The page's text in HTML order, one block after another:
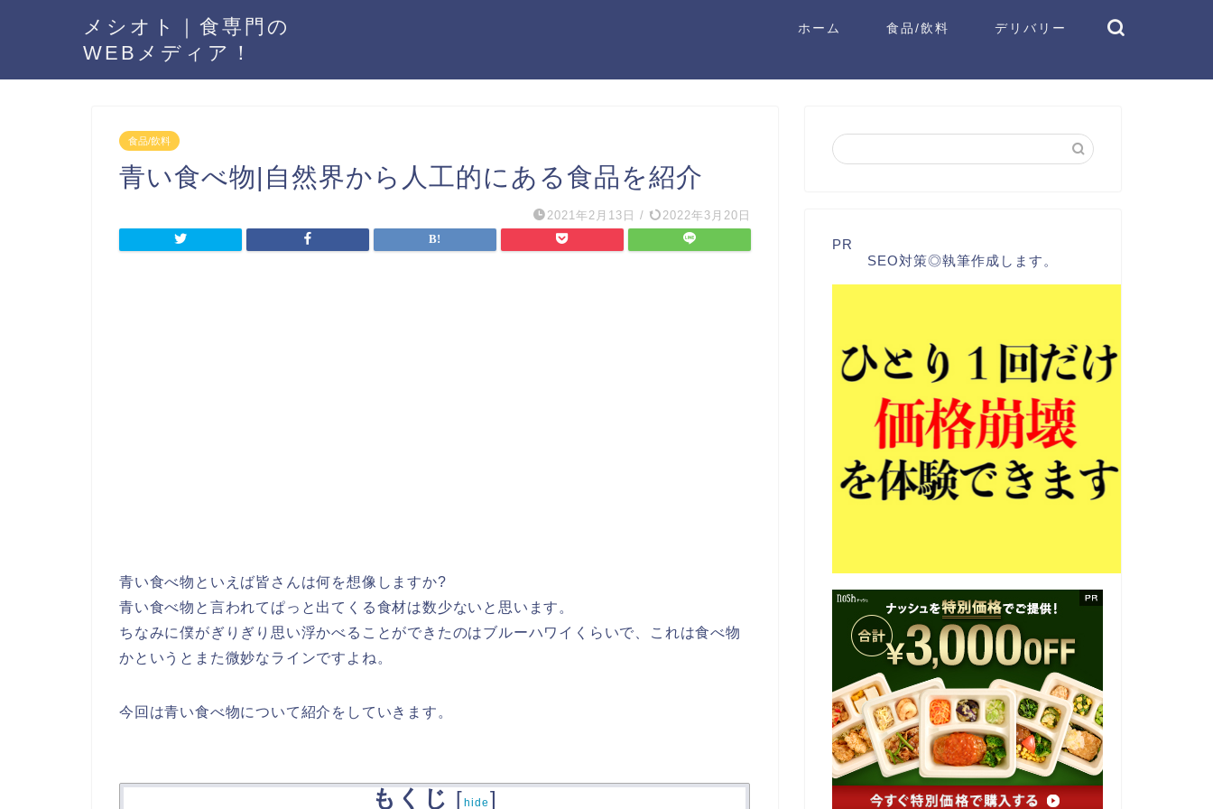
メシオト｜食専門の
WEBメディア！
ホーム 食品/飲料 デリバリー
食品/飲料
青い食べ物|自然界から人工的にある食品を紹介
2021年2月13日 / 2022年3月20日
青い食べ物といえば皆さんは何を想像しますか?
青い食べ物と言われてぱっと出てくる食材は数少ないと思います。
ちなみに僕がぎりぎり思い浮かべることができたのはブルーハワイくらいで、これは食べ物
かというとまた微妙なラインですよね。
今回は青い食べ物について紹介をしていきます。
もくじ [ hide ]
PR
SEO対策◎執筆作成します。